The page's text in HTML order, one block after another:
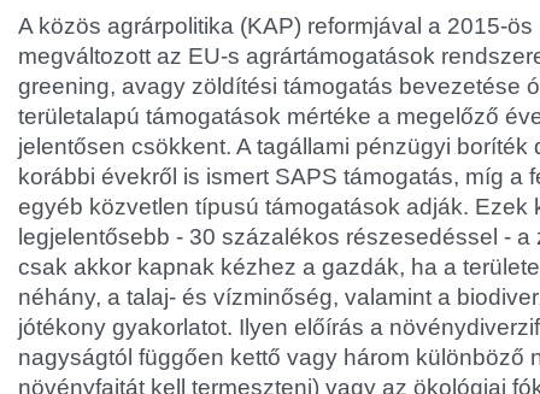
A közös agrárpolitika (KAP) reformjával a 2015-
megváltozott az EU-s agrártámogatások
greening, avagy zöldítési támogatás bevezetése
területalapú támogatások mértéke a megelőző
jelentősen csökkent. A tagállami pénzügyi boríték
korábbi évekről is ismert SAPS támogatás, míg a
egyéb közvetlen típusú támogatások adják. Ezek
legjelentősebb - 30 százalékos részesedéssel - a
csak akkor kapnak kézhez a gazdák, ha a
néhány, a talaj- és vízminőség, valamint a
jótékony gyakorlatot. Ilyen előírás a
nagyságtól függően kettő vagy három különböző
növényfajtát kell termeszteni) vagy az ökológiai